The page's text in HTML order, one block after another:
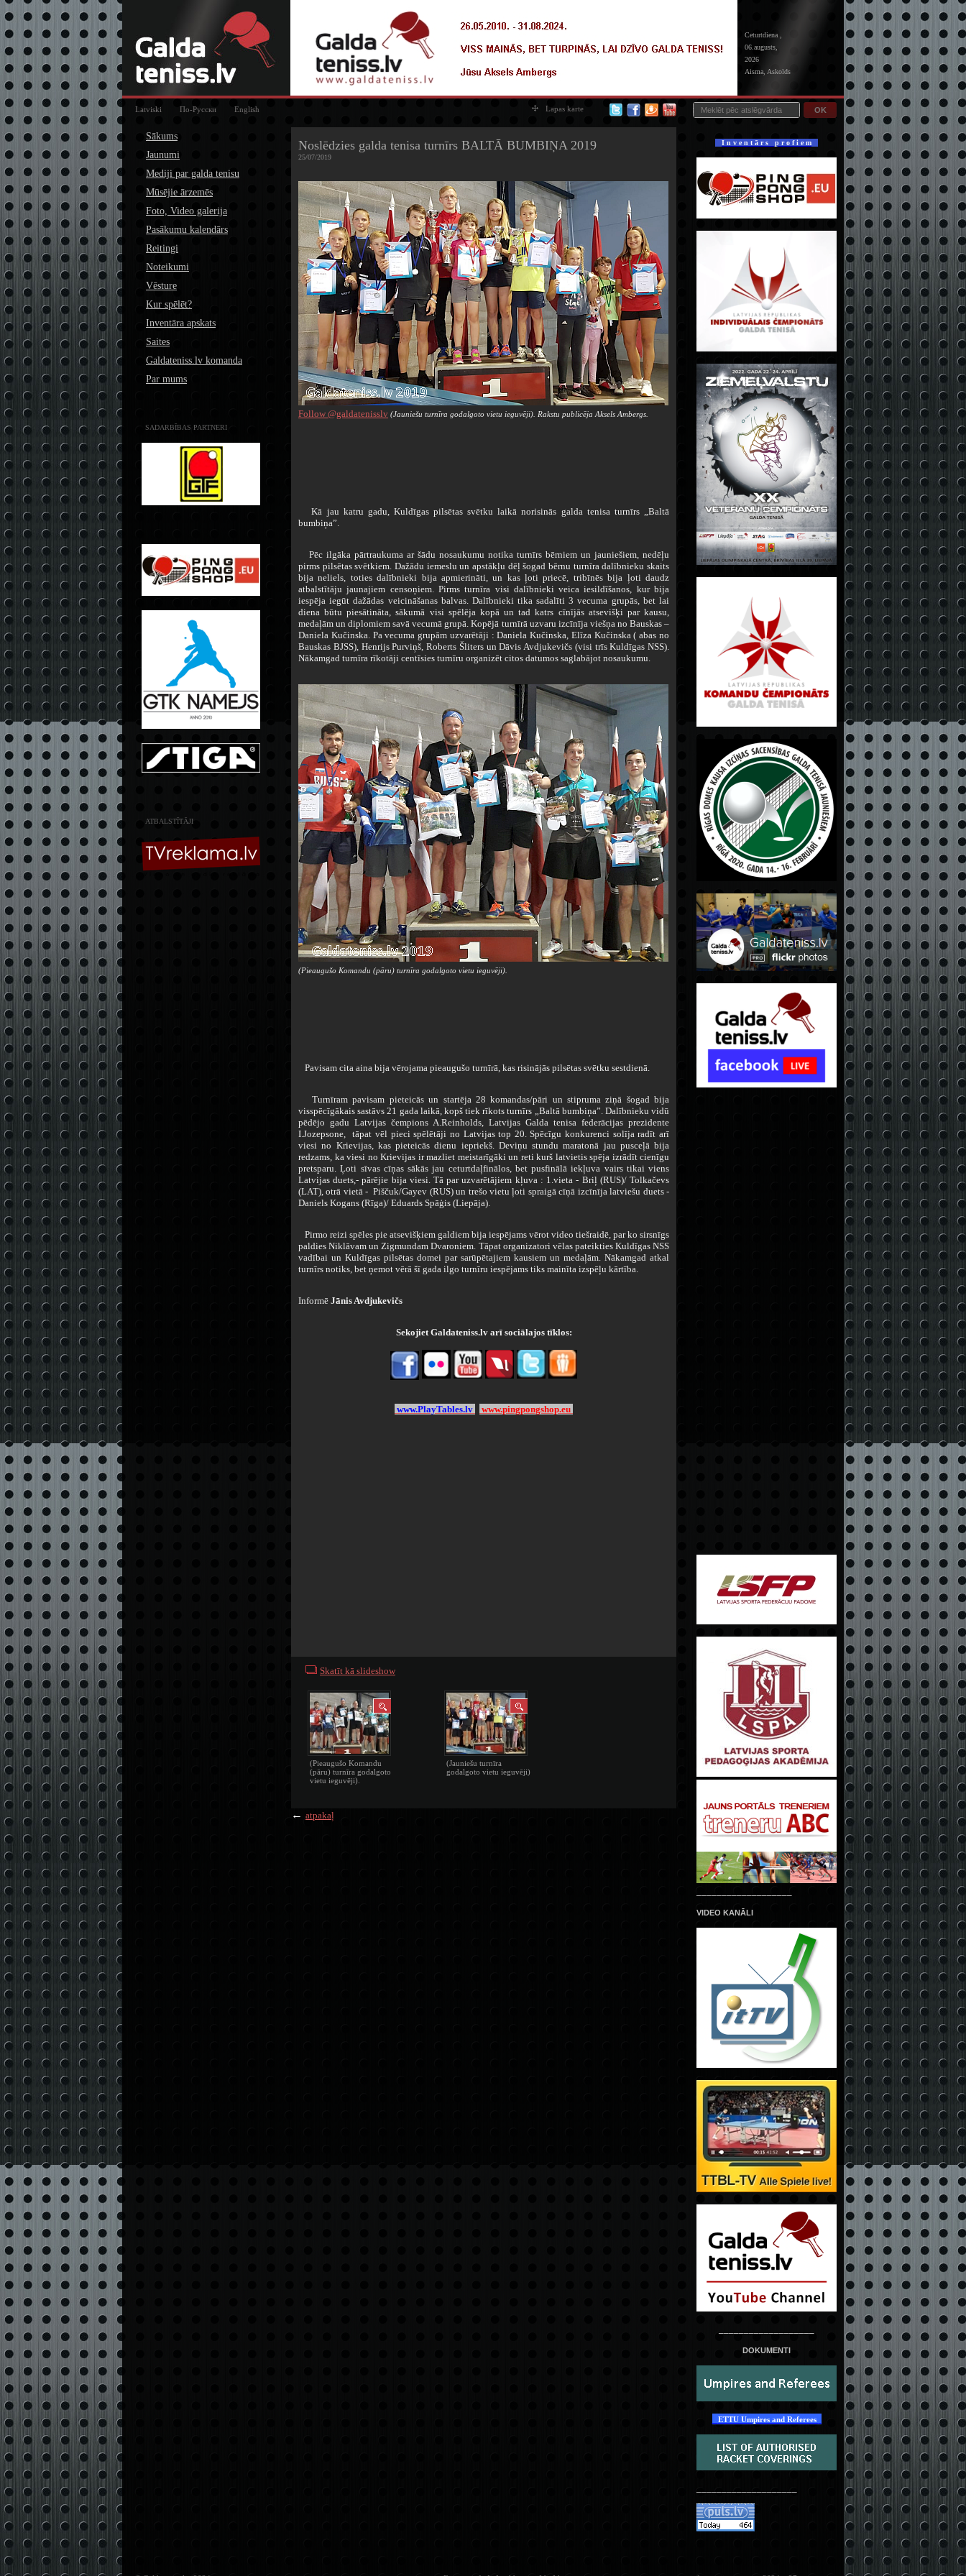
Ceturtdiena ,
06.augusts,
2026
Aisma, Askolds
OK
Latviski По-Русски English Lapas karte
Sākums
Jaunumi
Mediji par galda tenisu
Mūsējie ārzemēs
Foto, Video galerija
Pasākumu kalendārs
Reitingi
Noteikumi
Vēsture
Kur spēlēt?
Inventāra apskats
Saites
Galdateniss.lv komanda
Par mums
SADARBĪBAS PARTNERI
ATBALSTĪTĀJI
Noslēdzies galda tenisa turnīrs BALTĀ BUMBIŅA 2019
25/07/2019
Follow @galdatenisslv (Jauniešu turnīra godalgoto vietu ieguvēji). Rakstu publicēja Aksels Ambergs.
Kā jau katru gadu, Kuldīgas pilsētas svētku laikā norisinās galda tenisa turnīrs „Baltā
bumbiņa”.
Pēc ilgāka pārtraukuma ar šādu nosaukumu notika turnīrs bērniem un jauniešiem, nedēļu
pirms pilsētas svētkiem. Dažādu iemeslu un apstākļu dēļ šogad bērnu turnīra dalībnieku skaits
bija neliels, toties dalībnieki bija apmierināti, un kas ļoti priecē, tribīnēs bija ļoti daudz
atbalstītāju jaunajiem censoņiem. Pirms turnīra visi dalībnieki veica iesildīšanos, kur bija
iespēja iegūt dažādas veicināšanas balvas. Dalībnieki tika sadalīti 3 vecuma grupās, bet lai
diena būtu piesātināta, sākumā visi spēlēja kopā un tad katrs cīnījās atsevišķi par kausu,
medaļām un diplomiem savā vecumā grupā. Kopējā turnīrā uzvaru izcīnīja viešņa no Bauskas –
Daniela Kučinska. Pa vecuma grupām uzvarētāji : Daniela Kučinska, Elīza Kučinska ( abas no
Bauskas BJSS), Henrijs Purviņš, Roberts Šliters un Dāvis Avdjukevičs (visi trīs Kuldīgas NSS).
Nākamgad turnīra rīkotāji centīsies turnīru organizēt citos datumos saglabājot nosaukumu.
(Pieaugušo Komandu (pāru) turnīra godalgoto vietu ieguvēji).
Pavisam cita aina bija vērojama pieaugušo turnīrā, kas risinājās pilsētas svētku sestdienā.
Turnīram pavisam pieteicās un startēja 28 komandas/pāri un stipruma ziņā šogad bija
visspēcīgākais sastāvs 21 gada laikā, kopš tiek rīkots turnīrs „Baltā bumbiņa”. Dalībnieku vidū
pēdējo gadu Latvijas čempions A.Reinholds, Latvijas Galda tenisa federācijas prezidente
I.Jozepsone, tāpat vēl pieci spēlētāji no Latvijas top 20. Spēcīgu konkurenci solīja radīt arī
viesi no Krievijas, kas pieteicās dienu iepriekš. Deviņu stundu maratonā jau pusceļā bija
redzams, ka viesi no Krievijas ir mazliet meistarīgāki un reti kurš latvietis spēja izrādīt cienīgu
pretsparu. Ļoti sīvas cīņas sākās jau ceturtdaļfinālos, bet pusfinālā iekļuva vairs tikai viens
Latvijas duets,- pārējie bija viesi. Tā par uzvarētājiem kļuva : 1.vieta - Briļ (RUS)/ Tolkačevs
(LAT), otrā vietā - Piščuk/Gayev (RUS) un trešo vietu ļoti spraigā cīņā izcīnīja latviešu duets -
Daniels Kogans (Rīga)/ Eduards Spāģis (Liepāja).
Pirmo reizi spēles pie atsevišķiem galdiem bija iespējams vērot video tiešraidē, par ko sirsnīgs
paldies Niklāvam un Zigmundam Dvaroniem. Tāpat organizatori vēlas pateikties Kuldīgas NSS
vadībai un Kuldīgas pilsētas domei par sarūpētajiem kausiem un medaļām. Nākamgad atkal
turnīrs notiks, bet ņemot vērā šī gada ilgo turnīru iespējams tiks mainīta izspēļu kārtība.
Informē Jānis Avdjukevičs
Sekojiet Galdateniss.lv arī sociālajos tīklos:
www.PlayTables.lv www.pingpongshop.eu
Skatīt kā slideshow
(Pieaugušo Komandu
(pāru) turnīra godalgoto
vietu ieguvēji).
(Jauniešu turnīra
godalgoto vietu ieguvēji)
← atpakaļ
I n v e n t ā r s p r o f i e m
VIDEO KANĀLI
DOKUMENTI
ETTU Umpires and Referees